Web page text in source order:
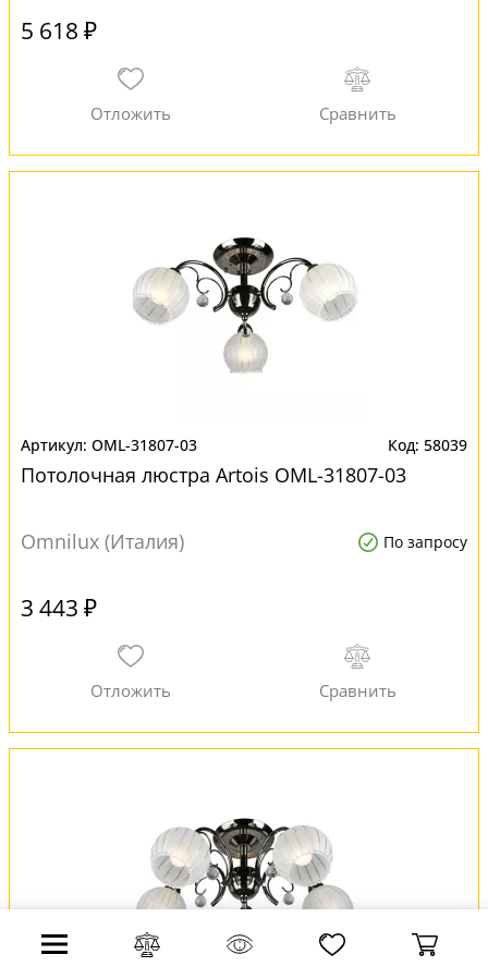
5 618 ₽
OML-31807-03 58039
Потолочная люстра Artois OML-31807-03
Omnilux (Италия) По запросу
3 443 ₽